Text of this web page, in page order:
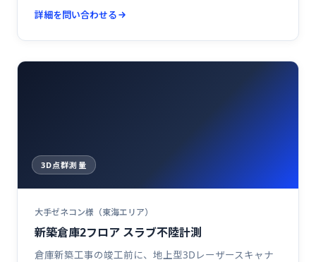
詳細を問い合わせる
3D点群測量
大手ゼネコン様（東海エリア）
新築倉庫2フロア スラブ不陸計測
倉庫新築工事の竣工前に、地上型3Dレーザースキャナ